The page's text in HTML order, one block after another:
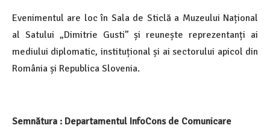
Evenimentul are loc în Sala de Sticlă a Muzeului Național
al Satului „Dimitrie Gusti” și reunește reprezentanți ai
mediului diplomatic, instituțional și ai sectorului apicol din
România și Republica Slovenia.
Semnătura : Departamentul InfoCons de Comunicare